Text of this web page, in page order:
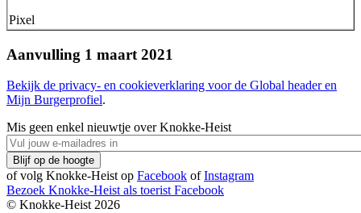
Pixel
Aanvulling 1 maart 2021
Bekijk de privacy- en cookieverklaring voor de Global header en
Mijn Burgerprofiel.
Mis geen enkel nieuwtje over Knokke-Heist
of volg Knokke-Heist op Facebook ofInstagram
Bezoek Knokke-Heist als toerist Facebook
© Knokke-Heist 2026